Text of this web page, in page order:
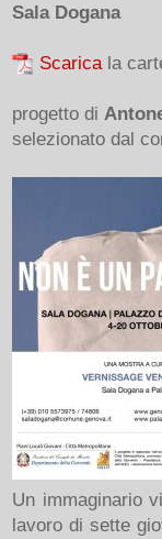
Sala Dogana
Scarica la
progetto di
selezionato dal
Un immaginario
lavoro di sette